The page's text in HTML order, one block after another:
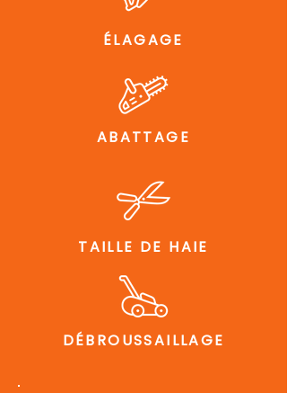
ÉLAGAGE
ABATTAGE
TAILLE DE HAIE
DÉBROUSSAILLAGE